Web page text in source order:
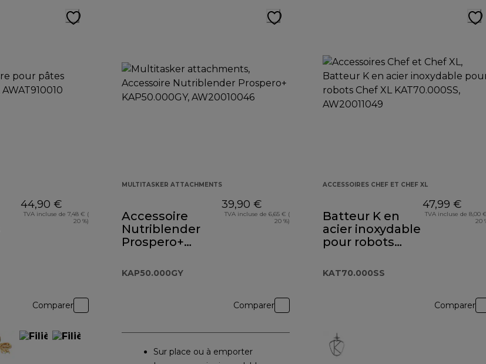
44,90 €
TVA incluse de 7,48 € (
20 %)
Comparer
MULTITASKER ATTACHMENTS
Accessoire
Nutriblender
Prospero+
KAP50.000GY
39,90 €
TVA incluse de 6,65 € (
20 %)
Comparer
Sur place ou à emporter
ACCESSOIRES CHEF ET CHEF XL
Batteur K en
acier inoxydable
pour robots
KAT70.000SS
KAT70.000SS
47,99 €
TVA incluse de 8,00
20
Comparer